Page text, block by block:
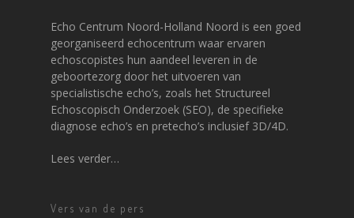
Echo Centrum Noord-Holland Noord is een goed
georganiseerd echocentrum waar ervaren
echoscopistes hun aandeel leveren in de
geboortezorg door het uitvoeren van
specialistische echo’s, zoals het Structureel
Echoscopisch Onderzoek (SEO), de specifieke
diagnose echo’s en pretecho’s inclusief 3D/4D.
Lees verder…
Vers van de pers